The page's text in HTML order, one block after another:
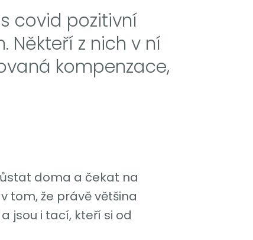
covid pozitivní
z nich v ní
kompenzace,
doma a čekat na
tom, že právě většina
jsou i tací, kteří si od